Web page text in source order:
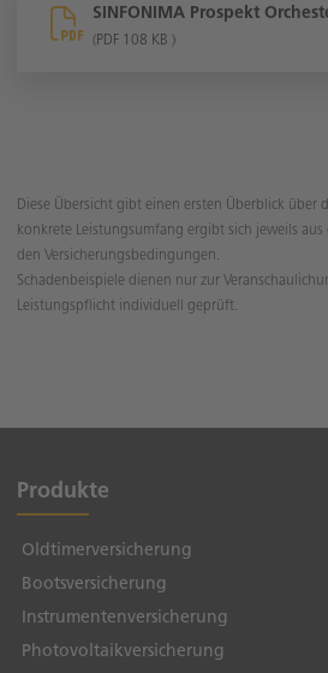
SINFONIMA Prospekt
(PDF 108 KB )
Diese Übersicht gibt einen ersten Überblick über
konkrete Leistungsumfang ergibt sich jeweils aus
den Versicherungsbedingungen.
Schadenbeispiele dienen nur zur
Leistungspflicht individuell geprüft.
Produkte
Oldtimerversicherung
Bootsversicherung
Instrumentenversicherung
Photovoltaikversicherung